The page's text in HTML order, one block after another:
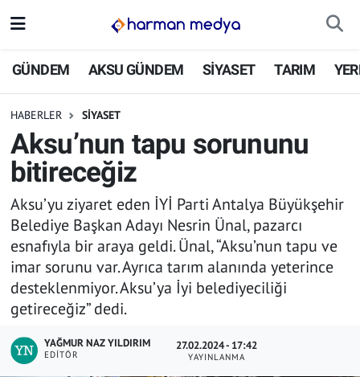
GÜNDEM AKSU GÜNDEM SİYASET TARIM
HABERLER SİYASET
Aksu’nun tapu sorununu
bitireceğiz
Aksu’yu ziyaret eden İYİ Parti Antalya Büyükşehir
Belediye Başkan Adayı Nesrin Ünal, pazarcı
esnafıyla bir araya geldi. Ünal, “Aksu’nun tapu ve
imar sorunu var. Ayrıca tarım alanında yeterince
desteklenmiyor. Aksu’ya İyi belediyeciliği
getireceğiz” dedi.
YAĞMUR NAZ YILDIRIM
EDITÖR
27.02.2024 - 17:42
YAYINLANMA
GÜNDEM
SİYASET
TARIM
YEREL YÖNETİMLER
EKONOMİ
ASAYİŞ
SPOR
İstanbul Nöbetçi Eczaneler
İstanbul Trafik Yoğunluk Haritası
Süper Lig Puan Durumu ve Fikstür
Tüm Manşetler
Son Dakika Haberleri
Haber Arşivi